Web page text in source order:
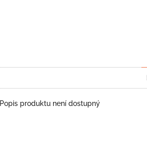
Popis produktu není dostupný